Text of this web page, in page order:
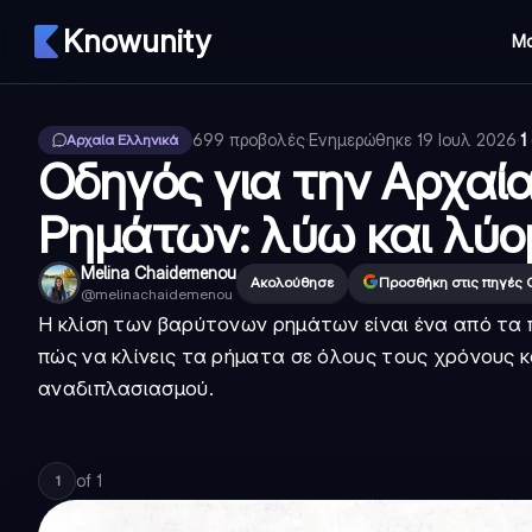
Knowunity
Αρχαία Ελληνικά 699 προβολές·Ενημερώθηκε 19 Ιουλ 2026·1
Οδηγός για την
Ρημάτων: λύω και
Melina Chaidemenou
@melinachaidemenou
Ακολούθησε Προσθήκη στις πηγές
Η κλίση των βαρύτονων ρημάτων είναι ένα από τα
πώς να κλίνεις τα ρήματα σε όλους τους χρόνους
αναδιπλασιασμού.
1 of 1